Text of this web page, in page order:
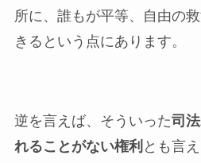
所に、誰もが平等、自由の
きるという点にあります。
逆を言えば、そういった司
れることがない権利 とも言え